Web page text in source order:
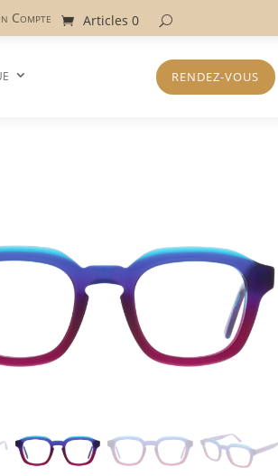
Compte Articles 0
RENDEZ-VOUS